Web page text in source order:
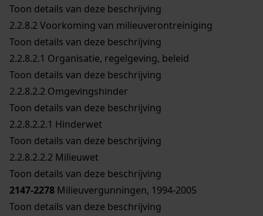
Toon details van deze beschrijving
2.2.8.2 Voorkoming van milieuverontreiniging
Toon details van deze beschrijving
2.2.8.2.1 Organisatie, regelgeving, beleid
Toon details van deze beschrijving
2.2.8.2.2 Omgevingshinder
Toon details van deze beschrijving
2.2.8.2.2.1 Hinderwet
Toon details van deze beschrijving
2.2.8.2.2.2 Milieuwet
Toon details van deze beschrijving
2147-2278 Milieuvergunningen, 1994-2005
Toon details van deze beschrijving